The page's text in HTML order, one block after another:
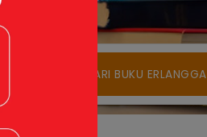
CARI BUKU ERLANGGA